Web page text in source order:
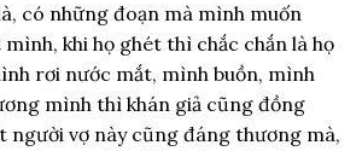
có những đoạn mà mình muốn
khi họ ghét thì chắc chắn là họ
rơi nước mắt, mình buồn, mình
mình thì khán giả cũng đồng
người vợ này cũng đáng thương mà,